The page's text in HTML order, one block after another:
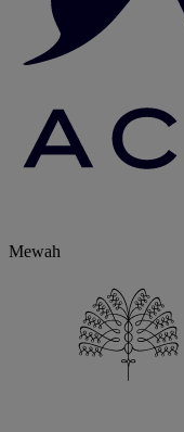
Mewah